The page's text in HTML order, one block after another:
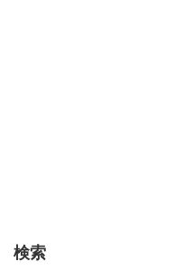
検索